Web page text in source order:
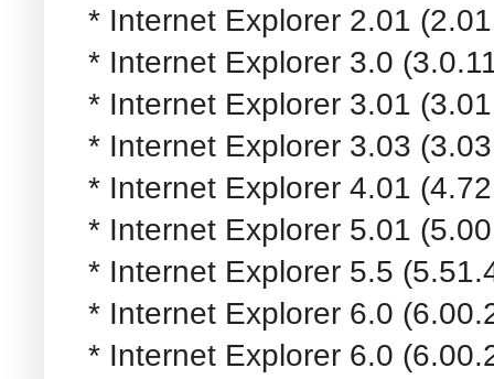
* Internet Explorer 2.01
* Internet Explorer 3.0
* Internet Explorer 3.01
* Internet Explorer 3.03
* Internet Explorer 4.01
* Internet Explorer 5.01
* Internet Explorer 5.5
* Internet Explorer 6.0
* Internet Explorer 6.0